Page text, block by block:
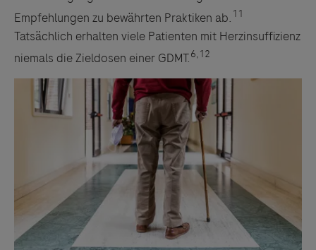
Empfehlungen zu bewährten Praktiken ab. 11
Tatsächlich erhalten viele Patienten mit Herzinsuffizienz
niemals die Zieldosen einer GDMT.6,12